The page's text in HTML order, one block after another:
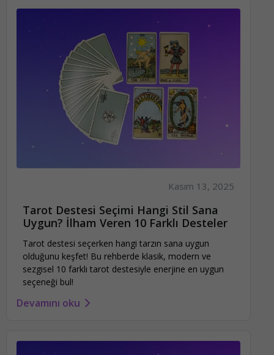
Kasım 13, 2025
Tarot Destesi Seçimi Hangi Stil Sana
Uygun? İlham Veren 10 Farklı Desteler
Tarot destesi seçerken hangi tarzın sana uygun
olduğunu keşfet! Bu rehberde klasik, modern ve
sezgisel 10 farklı tarot destesiyle enerjine en uygun
seçeneği bul!
Devamını oku